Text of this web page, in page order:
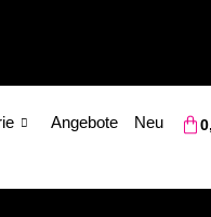
Angebote Neu